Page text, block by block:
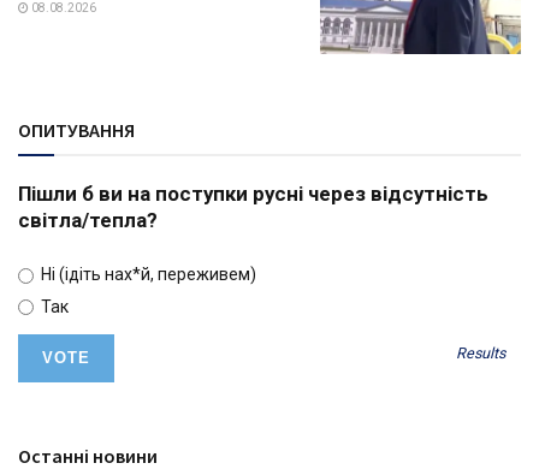
08.08.2026
ОПИТУВАННЯ
Пішли б ви на поступки русні через відсутність
світла/тепла?
Ні (ідіть нах*й, переживем)
Так
Results
Останні новини